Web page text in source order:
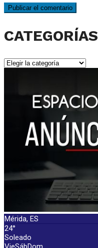
CATEGORÍAS
CATEGORÍAS
Mérida, ES
24°
Soleado